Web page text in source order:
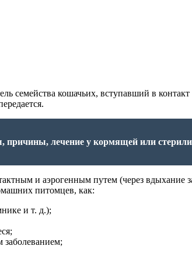
семейства кошачьих, вступавший в
лечение у кормящей или
и аэрогенным путем (через
питомцев, как:
и т. д.);
заболеванием;